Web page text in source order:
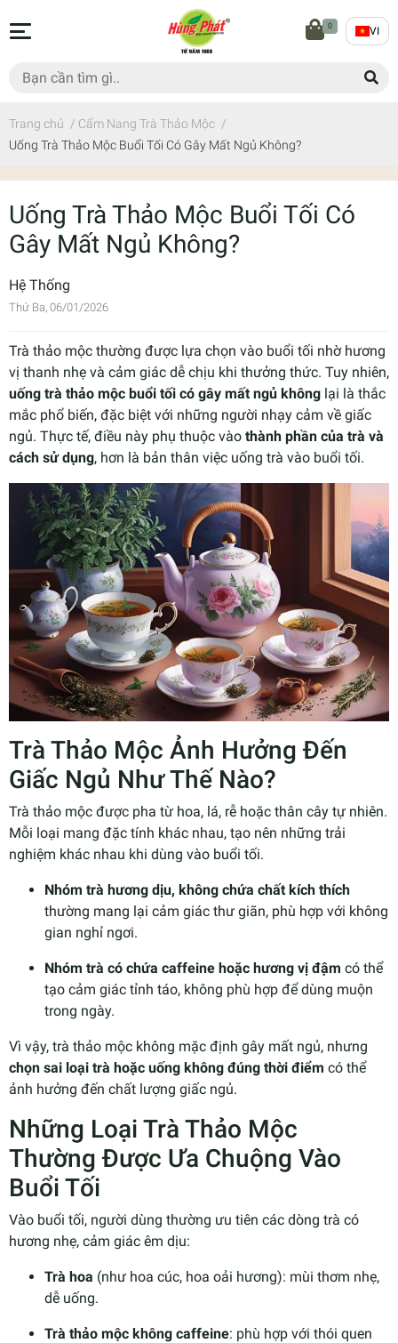
0 VI
Trang chủ / Cẩm Nang Trà Thảo Mộc /
Uống Trà Thảo Mộc Buổi Tối Có Gây Mất Ngủ Không?
Uống Trà Thảo Mộc Buổi Tối Có
Gây Mất Ngủ Không?
Hệ Thống
Thứ Ba, 06/01/2026
Trà thảo mộc thường được lựa chọn vào buổi tối nhờ hương
vị thanh nhẹ và cảm giác dễ chịu khi thưởng thức. Tuy nhiên,
uống trà thảo mộc buổi tối có gây mất ngủ không lại là thắc
mắc phổ biến, đặc biệt với những người nhạy cảm về giấc
ngủ. Thực tế, điều này phụ thuộc vào thành phần của trà và
cách sử dụng, hơn là bản thân việc uống trà vào buổi tối.
Trà Thảo Mộc Ảnh Hưởng Đến
Giấc Ngủ Như Thế Nào?
Trà thảo mộc được pha từ hoa, lá, rễ hoặc thân cây tự nhiên.
Mỗi loại mang đặc tính khác nhau, tạo nên những trải
nghiệm khác nhau khi dùng vào buổi tối.
Nhóm trà hương dịu, không chứa chất kích thích
thường mang lại cảm giác thư giãn, phù hợp với không
gian nghỉ ngơi.
Nhóm trà có chứa caffeine hoặc hương vị đậm có thể
tạo cảm giác tỉnh táo, không phù hợp để dùng muộn
trong ngày.
Vì vậy, trà thảo mộc không mặc định gây mất ngủ, nhưng
chọn sai loại trà hoặc uống không đúng thời điểm có thể
ảnh hưởng đến chất lượng giấc ngủ.
Những Loại Trà Thảo Mộc
Thường Được Ưa Chuộng Vào
Buổi Tối
Vào buổi tối, người dùng thường ưu tiên các dòng trà có
hương nhẹ, cảm giác êm dịu:
Trà hoa (như hoa cúc, hoa oải hương): mùi thơm nhẹ,
dễ uống.
Trà thảo mộc không caffeine: phù hợp với thói quen